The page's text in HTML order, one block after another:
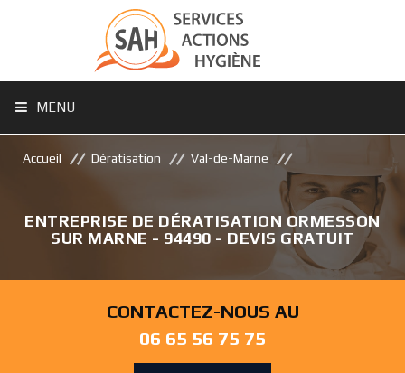
MENU
Accueil Dératisation Val-de-Marne
ENTREPRISE DE DÉRATISATION ORMESSON
SUR MARNE - 94490 - DEVIS GRATUIT
CONTACTEZ-NOUS AU
06 65 56 75 75